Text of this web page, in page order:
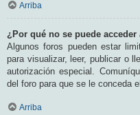
Arriba
¿Por qué no se puede
Algunos foros pueden estar
para visualizar, leer, publicar o
autorización especial.
del foro para que se le conceda
Arriba